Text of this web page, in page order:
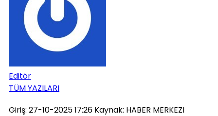
Editör
TÜM YAZILARI
Giriş: 27-10-2025 17:26 Kaynak: HABER MERKEZI